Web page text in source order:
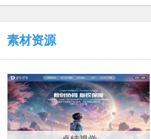
素材资源